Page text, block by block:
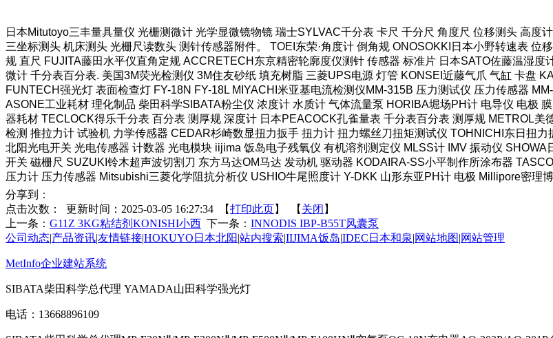
日本Mitutoyo三丰量具量仪 光栅测微计 光学显微镜物镜 瑞士SYLVAC千分表 卡尺 千分尺 角度尺 位移测头 高
三坐标测头 机床测头 光栅尺读数头 测针传感器附件。 TOEI东荣·角度计 倒角规 ONOSOKKI日本小野转速表
规 直尺 FUJITA藤田水平仪直角定规 ACCRETECH东京精密轮廓度仪测针 传感器 标准片 日本SATO佐藤温湿
微计 千分表百分表. 美国3M荧光检测仪 3M住友砂纸 填充树脂 三菱UPS电源 灯管 KONSEI近藤气爪 气缸 卡盘
FUNTECH强光灯 表面检查灯 FY-18N FY-18L MIYACHI米亚基电流检测仪MM-315B 压力测试仪 压力传感器
ASONE工业耗材 理化制品 柴田科学SIBATA粉尘仪 浓度计 水质计 气体流量泵 HORIBA堀场PH计 电导仪 电极
器耗材 TECLOCK得乐千分表 百分表 测厚规 深度计 日本PEACOCK孔雀量表 千分表百分表 测厚规 METROL
检测 推拉力计 试验机 力学传感器 CEDAR杉崎数显扭力扳手 扭力计 扭力螺丝刀扭矩测试仪 TOHNICHI东日扭
北阳光电开关 光电传感器 计数器 光电模块 iijima 饭岛电子残氧仪 有机溶剂测定仪 MLSS计 IMV 振动仪
开关 磁栅尺 SUZUKI铃木超声波切割刀 东方马达OM马达 发动机 驱动器 KODAIRA-SS小平制作所涂布器
压力计 压力传感器 Mitsubishi三菱化学阻抗分析仪 USHIO牛尾照度计 Y-DKK 山形东亚PH计 电极 Millipore密理
分享到：
点击次数：
更新时间：2025-03-05 16:27:34 【打印此页 】 【 关闭 】
上一条： G11Z 3KG粘结剂KONISHI小西 下一条： INNODIS IBP-B55T风囊泵
公司动态 产品资讯友情链接HOKUYO日本北阳 站内搜索 IIJIMA饭岛 IDEC日本和泉 网站地图 网站管理
MetInfo企业建站系统
SIBATA柴田科学总代理 YAMADA山田科学强光灯
电话：13668896109